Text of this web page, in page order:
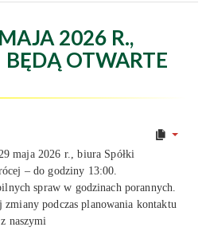
2026 R.,
OTWARTE
maja 2026 r., biura Spółki
– do godziny 13:00.
spraw w godzinach porannych.
podczas planowania kontaktu
z naszymi